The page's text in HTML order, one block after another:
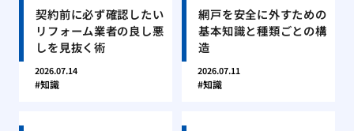
契約前に必ず確認したい
リフォーム業者の良し悪
しを見抜く術
2026.07.14
知識
網戸を安全に外すための
基本知識と種類ごとの構
造
2026.07.11
知識